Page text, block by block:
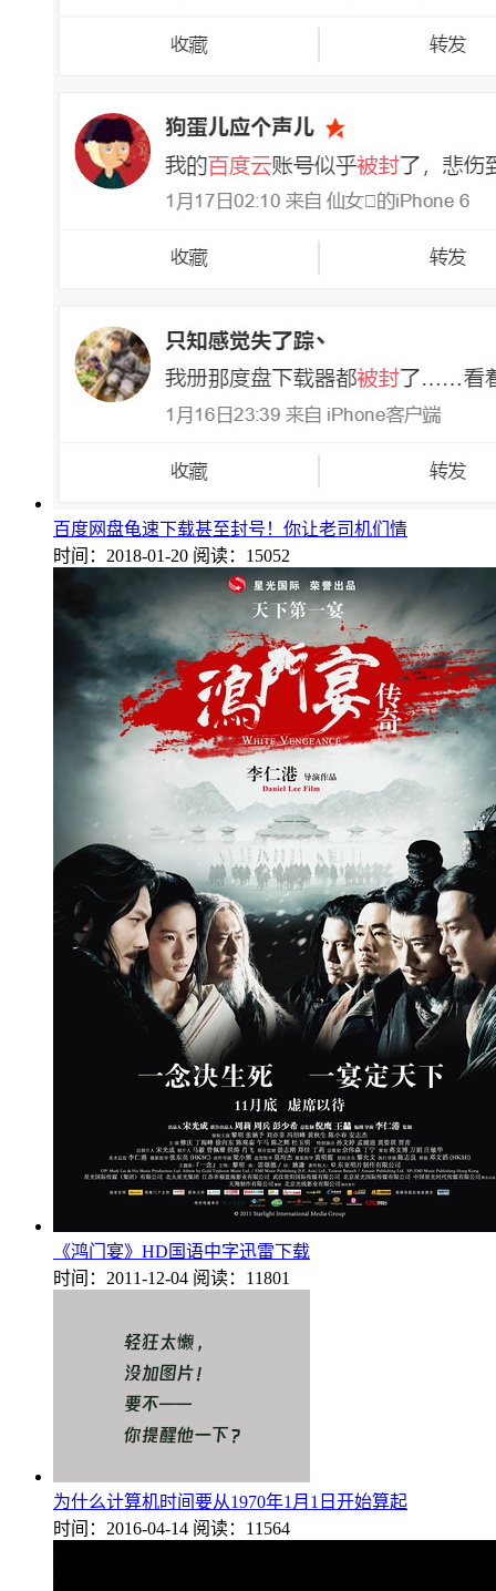
百度网盘龟速下载甚至封号！你让老司机们情
时间：2018-01-20 阅读：15052
《鸿门宴》HD国语中字迅雷下载
时间：2011-12-04 阅读：11801
为什么计算机时间要从1970年1月1日开始算起
时间：2016-04-14 阅读：11564